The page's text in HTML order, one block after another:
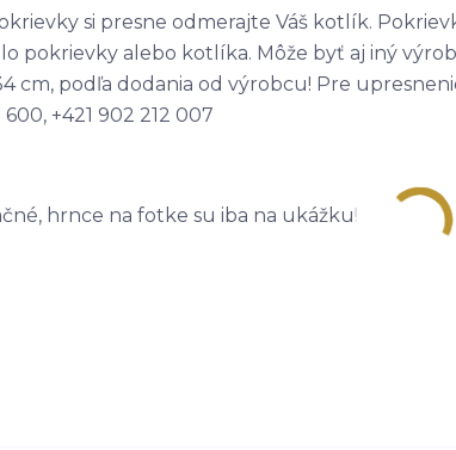
si presne odmerajte Váš kotlík.
pokrievky alebo kotlíka. Môže byť aj iný
cm, podľa dodania od výrobcu! Pre
+421 902 212 007
hrnce na fotke su iba na ukážku!